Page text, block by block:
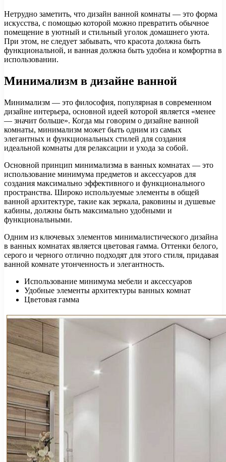
Нетрудно заметить, что дизайн ванной комнаты — это форма
искусства, с помощью которой можно превратить обычное
помещение в уютный и стильный уголок домашнего уюта.
При этом, не следует забывать, что красота должна быть
функциональной, и ванная должна быть удобна и комфортна в
использовании.
Минимализм в дизайне ванной
Минимализм — это философия, популярная в современном
дизайне интерьера, основной идеей которой является «менее
— значит больше». Когда мы говорим о дизайне ванной
комнаты, минимализм может быть одним из самых
элегантных и функциональных стилей для создания
идеальной комнаты для релаксации и ухода за собой.
Основной принцип минимализма в ванных комнатах — это
использование минимума предметов и аксессуаров для
создания максимально эффективного и функционального
пространства. Широко используемые элементы в общей
ванной архитектуре, такие как зеркала, раковины и душевые
кабины, должны быть максимально удобными и
функциональными.
Одним из ключевых элементов минималистического дизайна
в ванных комнатах является цветовая гамма. Оттенки белого,
серого и черного отлично подходят для этого стиля, придавая
ванной комнате утонченность и элегантность.
Использование минимума мебели и аксессуаров
Удобные элементы архитектуры ванных комнат
Цветовая гамма